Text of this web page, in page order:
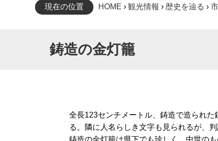
現在の位置 HOME › 観光情報 › 歴史を辿る ›
鋳造の金灯籠
全長123センチメートル、鋳造で造られ
る。隣に人名らしき文字も見られるが、
鋳造の金灯籠は県下でも珍しく、中世の